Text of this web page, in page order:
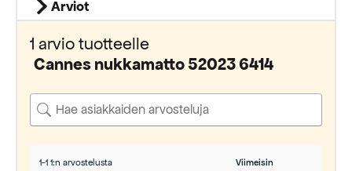
Arviot
1 arvio tuotteelle
Cannes nukkamatto 52023 6414
1-1 1:n arvostelusta